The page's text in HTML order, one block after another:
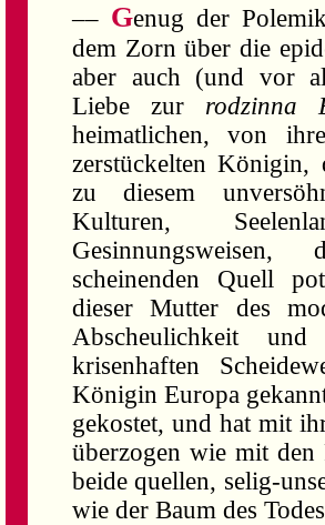
–– Genug der
dem Zorn über die
aber auch (und vor
Liebe zur rodzinna
heimatlichen, von
zerstückelten Königin,
zu diesem
Kulturen,
scheinenden Quell
dieser Mutter des
Abscheulichkeit
krisenhaften
Königin Europa
gekostet, und hat mit
überzogen wie mit den
beide quellen, selig-
wie der Baum des